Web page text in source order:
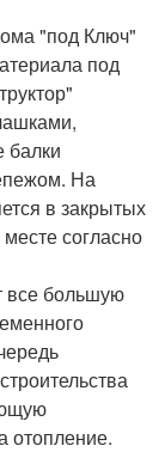
"под Ключ"
под
балки
На
в закрытых
согласно
все большую
отопление.